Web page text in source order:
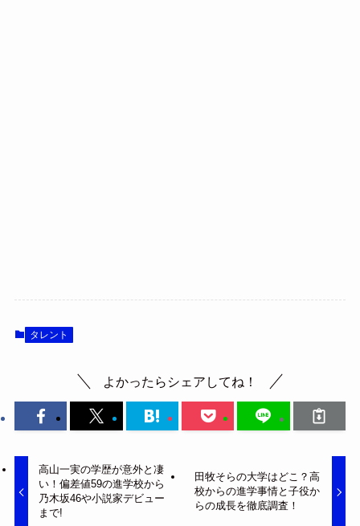
タレント
よかったらシェアしてね！
高山一実の学歴が意外と凄
い！偏差値59の進学校から
乃木坂46や小説家デビュー
まで!
田牧そらの大学はどこ？高
校からの進学事情と子役か
らの成長を徹底調査！